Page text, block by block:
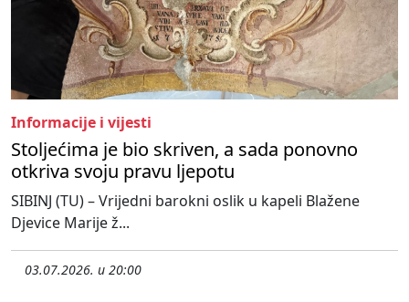
Informacije i vijesti
Stoljećima je bio skriven, a sada ponovno
otkriva svoju pravu ljepotu
SIBINJ (TU) – Vrijedni barokni oslik u kapeli Blažene
Djevice Marije ž...
03.07.2026. u 20:00